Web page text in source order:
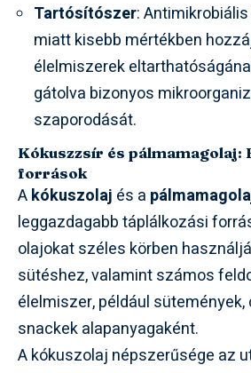
Tartósítószer:
miatt kisebb mértékben
élelmiszerek
gátolva bizonyos
szaporodását.
Kókuszzsír és pálmamagolaj:
források
Akókuszolaj és a
leggazdagabb táplálkozási
olajokat széles körben
sütéshez, valamint számos
élelmiszer, például
snackek alapanyagaként.
A kókuszolaj népszerűsége az